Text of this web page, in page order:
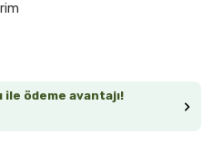
ile ödeme avantajı!